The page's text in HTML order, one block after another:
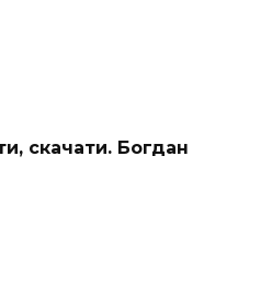
скачати. Богдан